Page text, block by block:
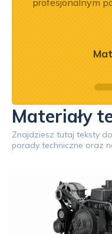
Materiały
Znajdziesz tutaj teksty
porady techniczne oraz